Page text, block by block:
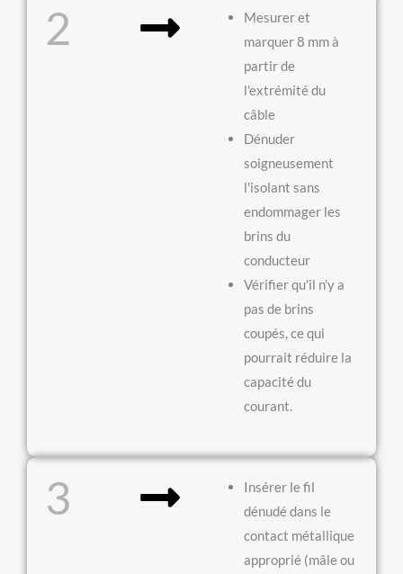
2
Mesurer et
marquer 8 mm à
partir de
l'extrémité du
câble
Dénuder
soigneusement
l'isolant sans
endommager les
brins du
conducteur
Vérifier qu'il n'y a
pas de brins
coupés, ce qui
pourrait réduire la
capacité du
courant.
3
Insérer le fil
dénudé dans le
contact métallique
approprié (mâle ou